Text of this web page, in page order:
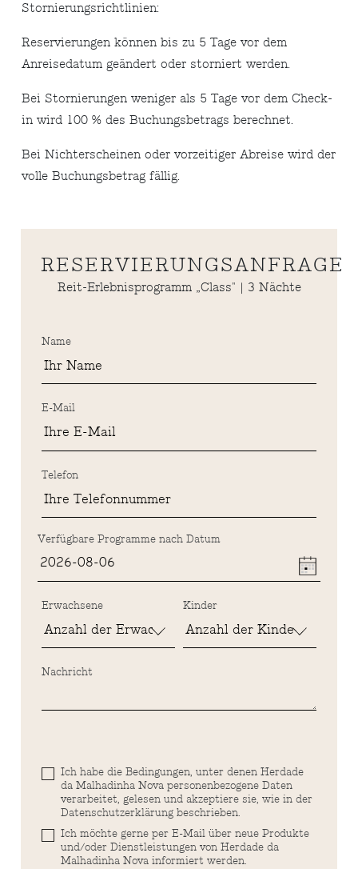
Stornierungsrichtlinien:
Reservierungen können bis zu 5 Tage vor dem
Anreisedatum geändert oder storniert werden.
Bei Stornierungen weniger als 5 Tage vor dem Check-
in wird 100 % des Buchungsbetrags berechnet.
Bei Nichterscheinen oder vorzeitiger Abreise wird der
volle Buchungsbetrag fällig.
RESERVIERUNGSANFRAGE
Reit-Erlebnisprogramm „Class" | 3 Nächte
Name
E-Mail
Telefon
Verfügbare Programme nach Datum
Erwachsene Kinder
Nachricht
Ich habe die Bedingungen, unter denen Herdade
da Malhadinha Nova personenbezogene Daten
verarbeitet, gelesen und akzeptiere sie, wie in der
Datenschutzerklärung beschrieben.
Ich möchte gerne per E-Mail über neue Produkte
und/oder Dienstleistungen von Herdade da
Malhadinha Nova informiert werden.